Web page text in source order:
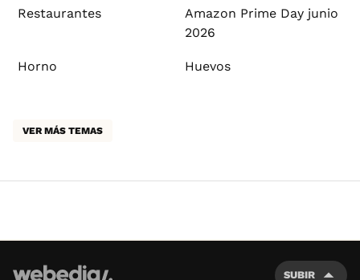
Restaurantes
Amazon Prime Day junio
2026
Horno Huevos
VER MÁS TEMAS
SUBIR